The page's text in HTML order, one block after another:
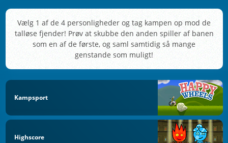
Vælg 1 af de 4 personligheder og tag kampen op mod de
talløse fjender! Prøv at skubbe den anden spiller af banen
som en af de første, og saml samtidig så mange
genstande som muligt!
Kampsport
Highscore